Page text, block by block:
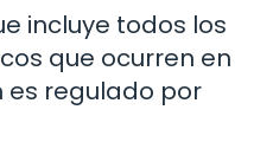
incluye todos los
que ocurren en
es regulado por